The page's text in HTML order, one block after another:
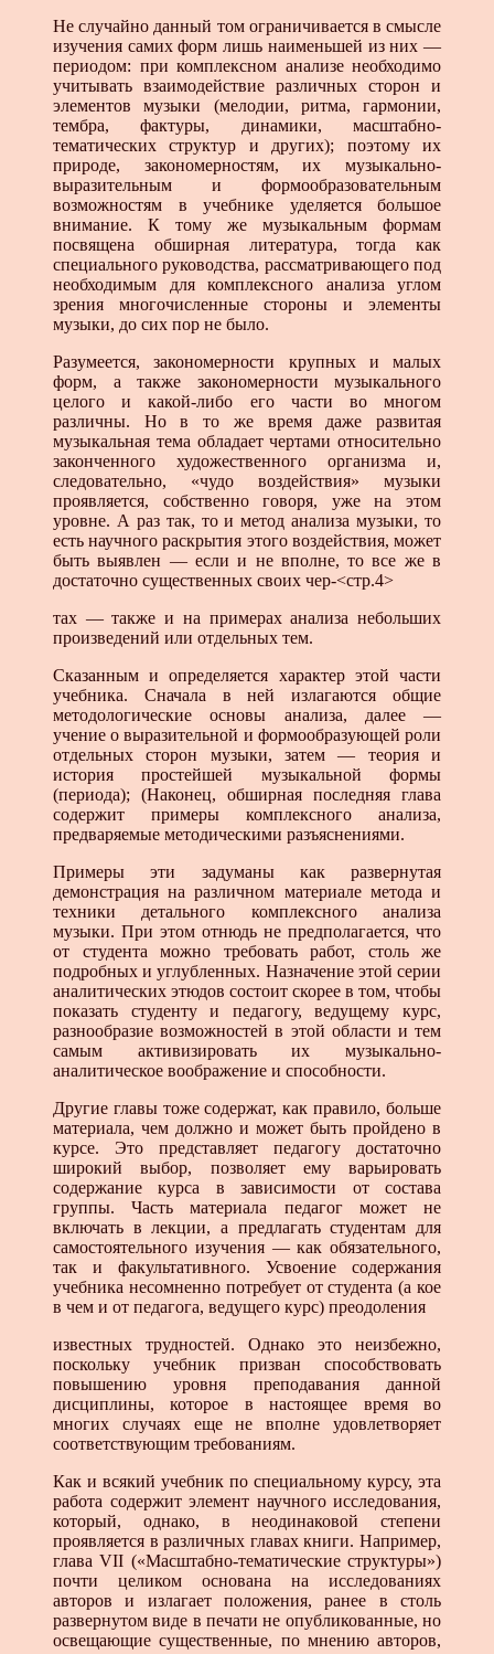
Не случайно данный том ограничивается в смысле
изучения самих форм лишь наименьшей из них —
периодом: при комплексном анализе необходимо
учитывать взаимодействие различных сторон и
элементов музыки (мелодии, ритма, гармонии,
тембра, фактуры, динамики, масштабно-
тематических структур и других); поэтому их
природе, закономерностям, их музыкально-
выразительным и формообразовательным
возможностям в учебнике уделяется большое
внимание. К тому же музыкальным формам
посвящена обширная литература, тогда как
специального руководства, рассматривающего под
необходимым для комплексного анализа углом
зрения многочисленные стороны и элементы
музыки, до сих пор не было.
Разумеется, закономерности крупных и малых
форм, а также закономерности музыкального
целого и какой-либо его части во многом
различны. Но в то же время даже развитая
музыкальная тема обладает чертами относительно
законченного художественного организма и,
следовательно, «чудо воздействия» музыки
проявляется, собственно говоря, уже на этом
уровне. А раз так, то и метод анализа музыки, то
есть научного раскрытия этого воздействия, может
быть выявлен — если и не вполне, то все же в
достаточно существенных своих чер-<стр.4>
тах — также и на примерах анализа небольших
произведений или отдельных тем.
Сказанным и определяется характер этой части
учебника. Сначала в ней излагаются общие
методологические основы анализа, далее —
учение о выразительной и формообразующей роли
отдельных сторон музыки, затем — теория и
история простейшей музыкальной формы
(периода); (Наконец, обширная последняя глава
содержит примеры комплексного анализа,
предваряемые методическими разъяснениями.
Примеры эти задуманы как развернутая
демонстрация на различном материале метода и
техники детального комплексного анализа
музыки. При этом отнюдь не предполагается, что
от студента можно требовать работ, столь же
подробных и углубленных. Назначение этой серии
аналитических этюдов состоит скорее в том, чтобы
показать студенту и педагогу, ведущему курс,
разнообразие возможностей в этой области и тем
самым активизировать их музыкально-
аналитическое воображение и способности.
Другие главы тоже содержат, как правило, больше
материала, чем должно и может быть пройдено в
курсе. Это представляет педагогу достаточно
широкий выбор, позволяет ему варьировать
содержание курса в зависимости от состава
группы. Часть материала педагог может не
включать в лекции, а предлагать студентам для
самостоятельного изучения — как обязательного,
так и факультативного. Усвоение содержания
учебника несомненно потребует от студента (а кое
в чем и от педагога, ведущего курс) преодоления
известных трудностей. Однако это неизбежно,
поскольку учебник призван способствовать
повышению уровня преподавания данной
дисциплины, которое в настоящее время во
многих случаях еще не вполне удовлетворяет
соответствующим требованиям.
Как и всякий учебник по специальному курсу, эта
работа содержит элемент научного исследования,
который, однако, в неодинаковой степени
проявляется в различных главах книги. Например,
глава VII («Масштабно-тематические структуры»)
почти целиком основана на исследованиях
авторов и излагает положения, ранее в столь
развернутом виде в печати не опубликованные, но
освещающие существенные, по мнению авторов,